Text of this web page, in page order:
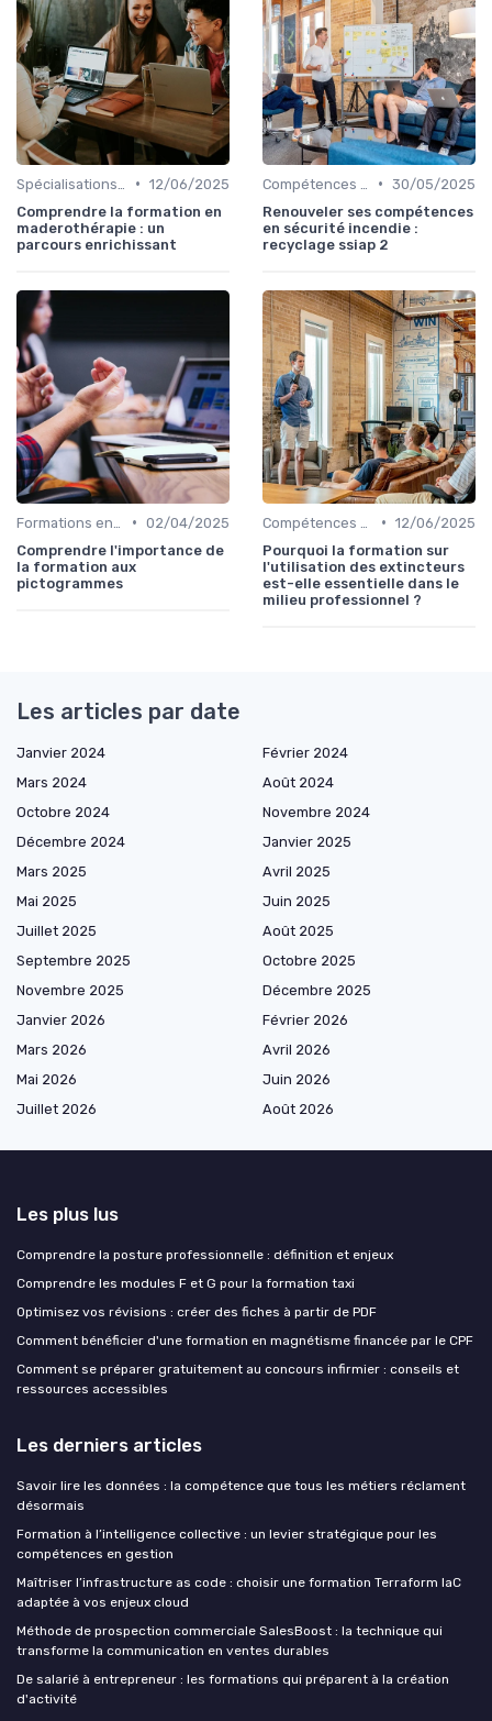
• 12/06/2025
Comprendre la formation en
maderothérapie : un
parcours enrichissant
• 30/05/2025
Renouveler ses compétences
en sécurité incendie :
recyclage ssiap 2
• 02/04/2025
Comprendre l'importance de
la formation aux
pictogrammes
• 12/06/2025
Pourquoi la formation sur
l'utilisation des extincteurs
est-elle essentielle dans le
milieu professionnel ?
Les articles par date
Janvier 2024
Février 2024
Mars 2024
Août 2024
Octobre 2024
Novembre 2024
Décembre 2024
Janvier 2025
Mars 2025
Avril 2025
Mai 2025
Juin 2025
Juillet 2025
Août 2025
Septembre 2025
Octobre 2025
Novembre 2025
Décembre 2025
Janvier 2026
Février 2026
Mars 2026
Avril 2026
Mai 2026
Juin 2026
Juillet 2026
Août 2026
Les plus lus
Comprendre la posture professionnelle : définition et enjeux
Comprendre les modules F et G pour la formation taxi
Optimisez vos révisions : créer des fiches à partir de PDF
Comment bénéficier d'une formation en magnétisme financée par le CPF
Comment se préparer gratuitement au concours infirmier : conseils et
ressources accessibles
Les derniers articles
Savoir lire les données : la compétence que tous les métiers réclament
désormais
Formation à l’intelligence collective : un levier stratégique pour les
compétences en gestion
Maîtriser l’infrastructure as code : choisir une formation Terraform IaC
adaptée à vos enjeux cloud
Méthode de prospection commerciale SalesBoost : la technique qui
transforme la communication en ventes durables
De salarié à entrepreneur : les formations qui préparent à la création
d'activité